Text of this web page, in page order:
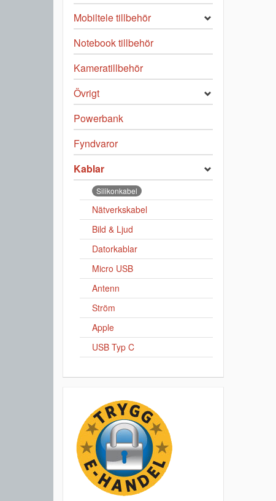
Mobiltele tillbehör
Notebook tillbehör
Kameratillbehör
Övrigt
Powerbank
Fyndvaror
Kablar
Silikonkabel
Nätverkskabel
Bild & Ljud
Datorkablar
Micro USB
Antenn
Ström
Apple
USB Typ C